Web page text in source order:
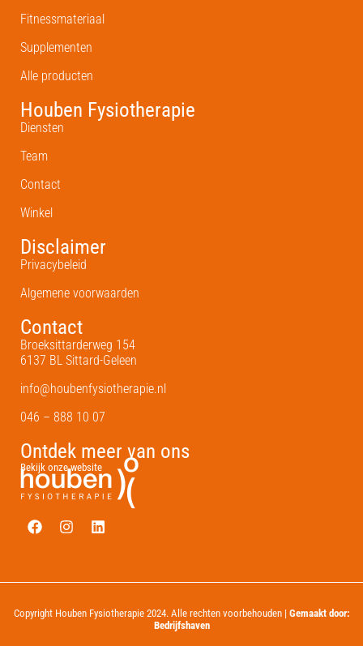
Fitnessmateriaal
Supplementen
Alle producten
Houben Fysiotherapie
Diensten
Team
Contact
Winkel
Disclaimer
Privacybeleid
Algemene voorwaarden
Contact
Broeksittarderweg 154
6137 BL Sittard-Geleen
info@houbenfysiotherapie.nl
046 – 888 10 07
Ontdek meer van ons
Bekijk onze website
Copyright Houben Fysiotherapie 2024. Alle rechten voorbehouden | Gemaakt door:
Bedrijfshaven